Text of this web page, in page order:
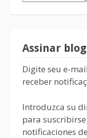
Assinar
Digite seu e-
receber
Introduzca su
para
notificaciones